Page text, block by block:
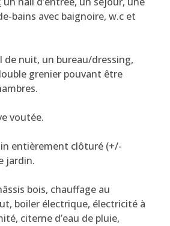
bains avec baignoire, w.c et
de nuit, un bureau/dressing,
grenier pouvant être
voutée.
entièrement clôturé (+/-
jardin.
bois, chauffage au
boiler électrique, électricité à
citerne d’eau de pluie,